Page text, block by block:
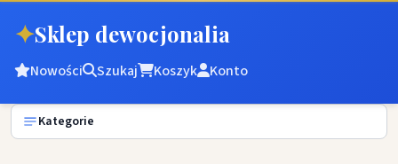
✦Sklep dewocjonalia
Nowości Szukaj Koszyk Konto
Kategorie